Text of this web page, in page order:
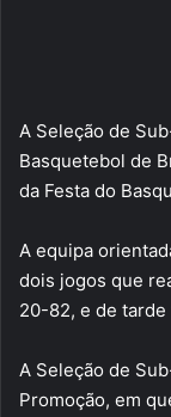
A Seleção de
Basquetebol de
da Festa do
A equipa
dois jogos que
20-82, e de
A Seleção de
Promoção, em